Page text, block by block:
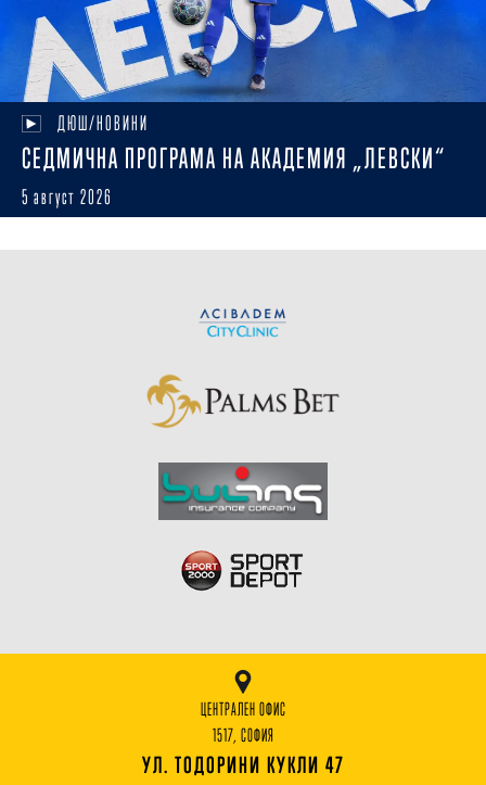
ДЮШ/НОВИНИ
СЕДМИЧНА ПРОГРАМА НА АКАДЕМИЯ „ЛЕВСКИ“
5 август 2026
ЦЕНТРАЛЕН ОФИС
1517, СОФИЯ
УЛ. ТОДОРИНИ КУКЛИ 47